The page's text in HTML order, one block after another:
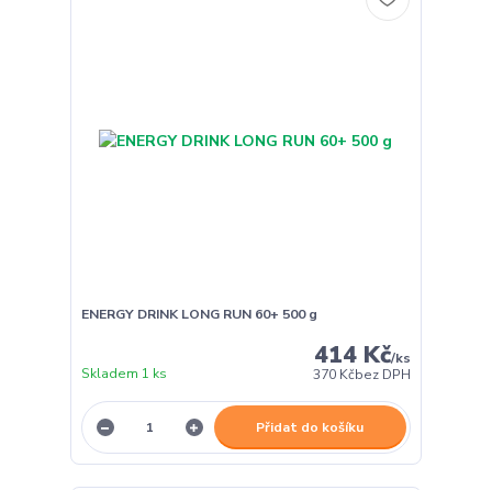
ENERGY DRINK LONG RUN 60+ 500 g
414 Kč/ks
370 Kčbez DPH
Skladem 1 ks
Přidat do košíku